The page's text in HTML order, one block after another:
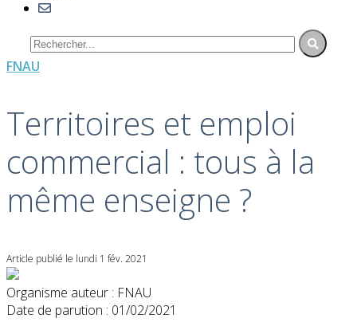
FNAU
Territoires et emploi
commercial : tous à la
même enseigne ?
Article publié le lundi 1 fév. 2021
Organisme auteur : FNAU
Date de parution : 01/02/2021